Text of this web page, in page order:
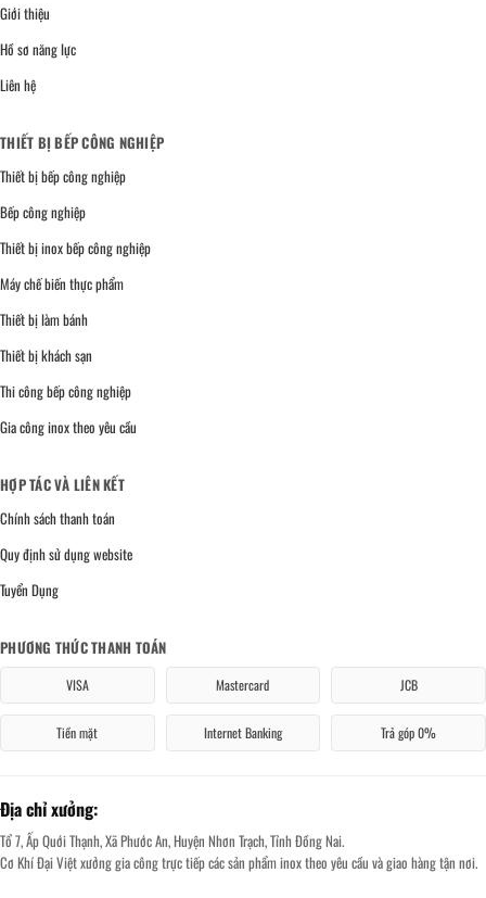
Giới thiệu
Hồ sơ năng lực
Liên hệ
THIẾT BỊ BẾP CÔNG NGHIỆP
Thiết bị bếp công nghiệp
Bếp công nghiệp
Thiết bị inox bếp công nghiệp
Máy chế biến thực phẩm
Thiết bị làm bánh
Thiết bị khách sạn
Thi công bếp công nghiệp
Gia công inox theo yêu cầu
HỢP TÁC VÀ LIÊN KẾT
Chính sách thanh toán
Quy định sử dụng website
Tuyển Dụng
PHƯƠNG THỨC THANH TOÁN
VISA Mastercard JCB
Tiền mặt Internet Banking Trả góp 0%
Địa chỉ xưởng:
Tổ 7, Ấp Quới Thạnh, Xã Phước An, Huyện Nhơn Trạch, Tỉnh Đồng Nai.
Cơ Khí Đại Việt xưởng gia công trực tiếp các sản phẩm inox theo yêu cầu và giao hàng tận nơi.